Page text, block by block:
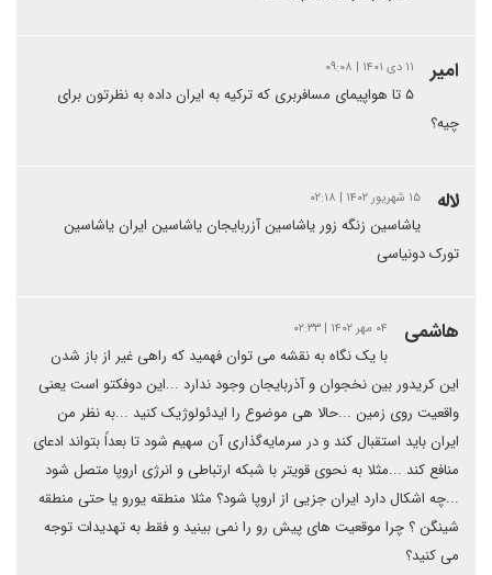
امیر ۱۱ دی ۱۴۰۱ | ۰۹:۰۸
۵ تا هواپیمای مسافربری که ترکیه به ایران داده به نظرتون برای
چیه؟
لاله ۱۵ شهریور ۱۴۰۲ | ۰۲:۱۸
یاشاسین زنگه زور یاشاسین آزربایجان یاشاسین ایران یاشاسین
تورک دونیاسی
هاشمی ۰۴ مهر ۱۴۰۲ | ۰۲:۳۳
با یک نگاه به نقشه می توان فهمید که راهی غیر از باز شدن
این کریدور بین نخجوان و آذربایجان وجود ندارد ...این دوفکتو است یعنی
واقعیت روی زمین ...حالا هی موضوع را ایدئولوژیک کنید ...به نظر من
ایران باید استقبال کند و در سرمایه‌گذاری آن سهیم شود تا بعداً بتواند ادعای
منافع کند ...مثلا به نحوی قویتر با شبکه ارتباطی و انرژی اروپا متصل شود
...چه اشکال دارد ایران جزیی از اروپا شود؟ مثلا منطقه یورو یا حتی منطقه
شینگن ؟ چرا موقعیت های پیش رو را نمی بینید و فقط به تهدیدات توجه
می کنید؟